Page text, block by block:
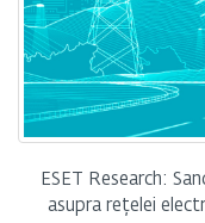
ESET Research:
asupra rețelei